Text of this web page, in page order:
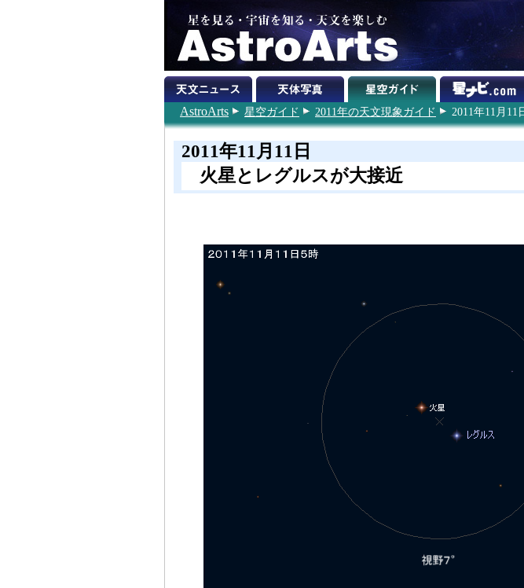
AstroArts 星空ガイド 2011年の天文現象ガイド 2011年11月11
2011年11月11日
火星とレグルスが大接近